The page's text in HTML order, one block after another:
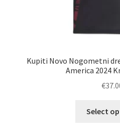
Kupiti Novo Nogometni
America 2024
€
Select